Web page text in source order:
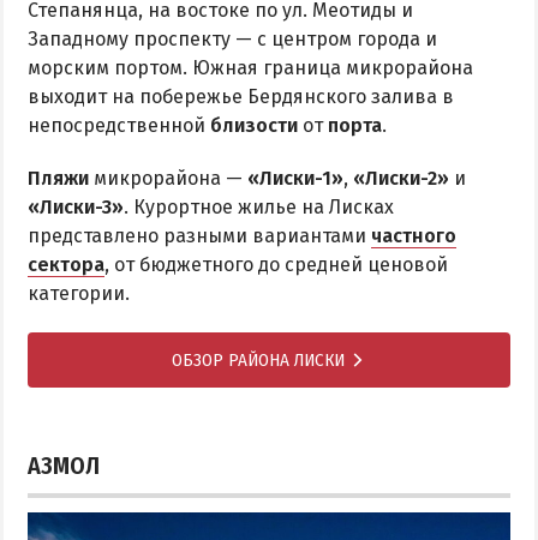
Степанянца, на востоке по ул. Меотиды и
Западному проспекту — с центром города и
морским портом. Южная граница микрорайона
выходит на побережье Бердянского залива в
непосредственной близости от порта.
Пляжи микрорайона — «Лиски-1», «Лиски-2» и
«Лиски-3». Курортное жилье на Лисках
представлено разными вариантами частного
сектора, от бюджетного до средней ценовой
категории.
ОБЗОР РАЙОНА ЛИСКИ
АЗМОЛ